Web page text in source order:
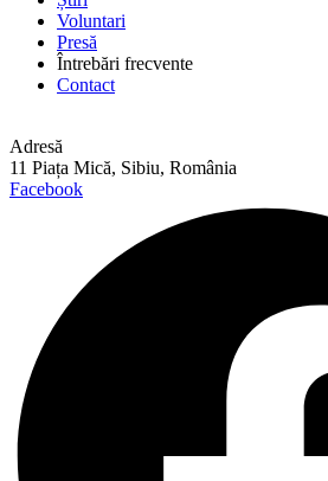
Voluntari
Presă
Întrebări frecvente
Contact
Adresă
11 Piața Mică, Sibiu, România
Facebook